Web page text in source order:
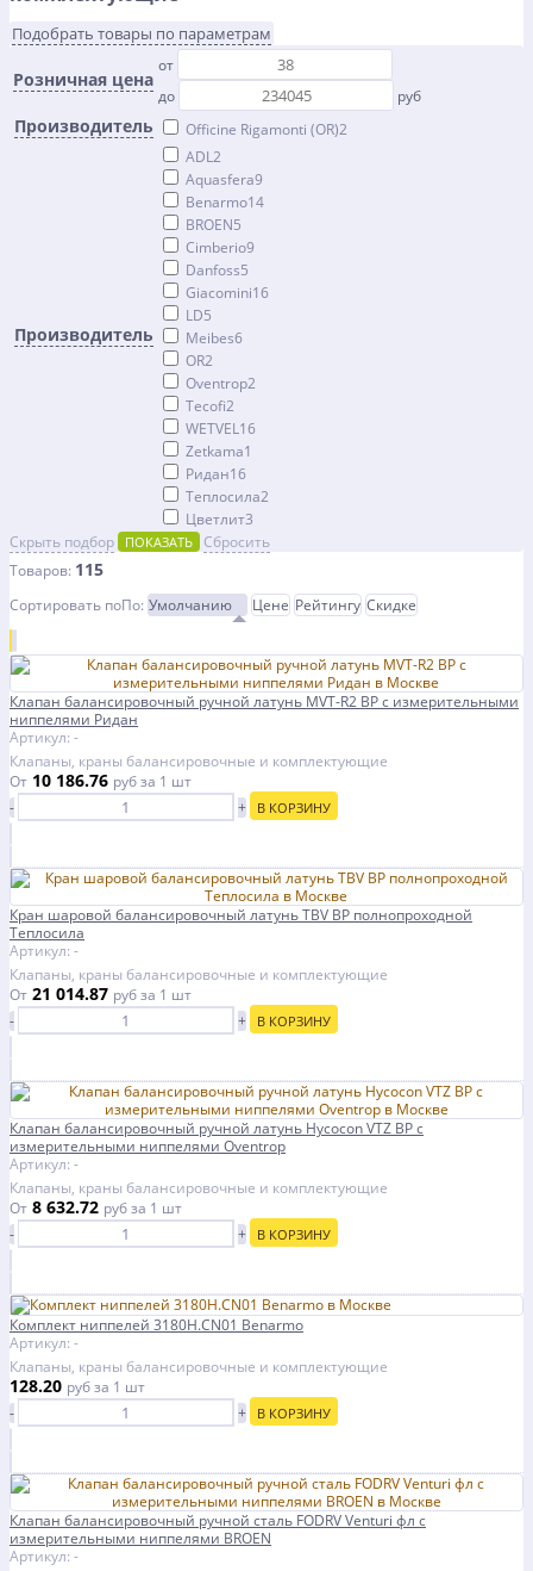
Подобрать товары по параметрам
Розничная цена
от
до
руб
Производитель Officine Rigamonti (OR)2
Производитель
ADL2
Aquasfera9
Benarmo14
BROEN5
Cimberio9
Danfoss5
Giacomini16
LD5
Meibes6
OR2
Oventrop2
Tecofi2
WETVEL16
Zetkama1
Ридан16
Теплосила2
Цветлит3
Скрыть подбор
ПОКАЗАТЬ
Сбросить
Товаров: 115
Сортировать поПо: Умолчанию Цене Рейтингу Скидке
Клапан балансировочный ручной латунь MVT-R2 ВР с измерительными
ниппелями Ридан
Артикул: -
Клапаны, краны балансировочные и комплектующие
От 10 186.76 рубза 1 шт
-
+ В КОРЗИНУ
Кран шаровой балансировочный латунь TBV ВР полнопроходной
Теплосила
Артикул: -
Клапаны, краны балансировочные и комплектующие
От 21 014.87 рубза 1 шт
-
+ В КОРЗИНУ
Клапан балансировочный ручной латунь Hycocon VTZ ВР с
измерительными ниппелями Oventrop
Артикул: -
Клапаны, краны балансировочные и комплектующие
От 8 632.72 рубза 1 шт
-
+ В КОРЗИНУ
Комплект ниппелей 3180H.CN01 Benarmo
Артикул: -
Клапаны, краны балансировочные и комплектующие
128.20 рубза 1 шт
-
+ В КОРЗИНУ
Клапан балансировочный ручной сталь FODRV Venturi фл с
измерительными ниппелями BROEN
Артикул: -